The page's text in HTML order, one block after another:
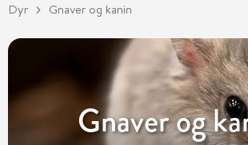
Dyr Gnaver og kanin
Gnaver og